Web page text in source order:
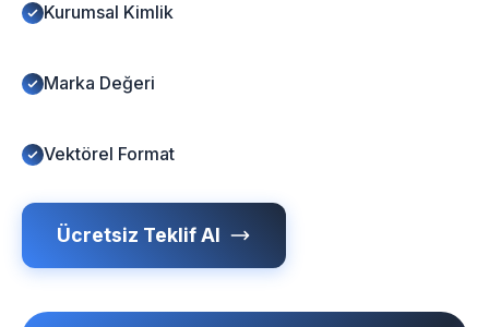
Kurumsal Kimlik
Marka Değeri
Vektörel Format
Ücretsiz Teklif Al